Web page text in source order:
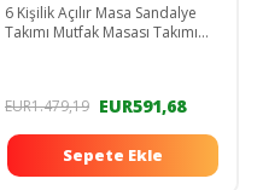
6 Kişilik Açılır Masa Sandalye
Takımı Mutfak Masası Takımı
EUR1.479,19 EUR591,68
Sepete Ekle